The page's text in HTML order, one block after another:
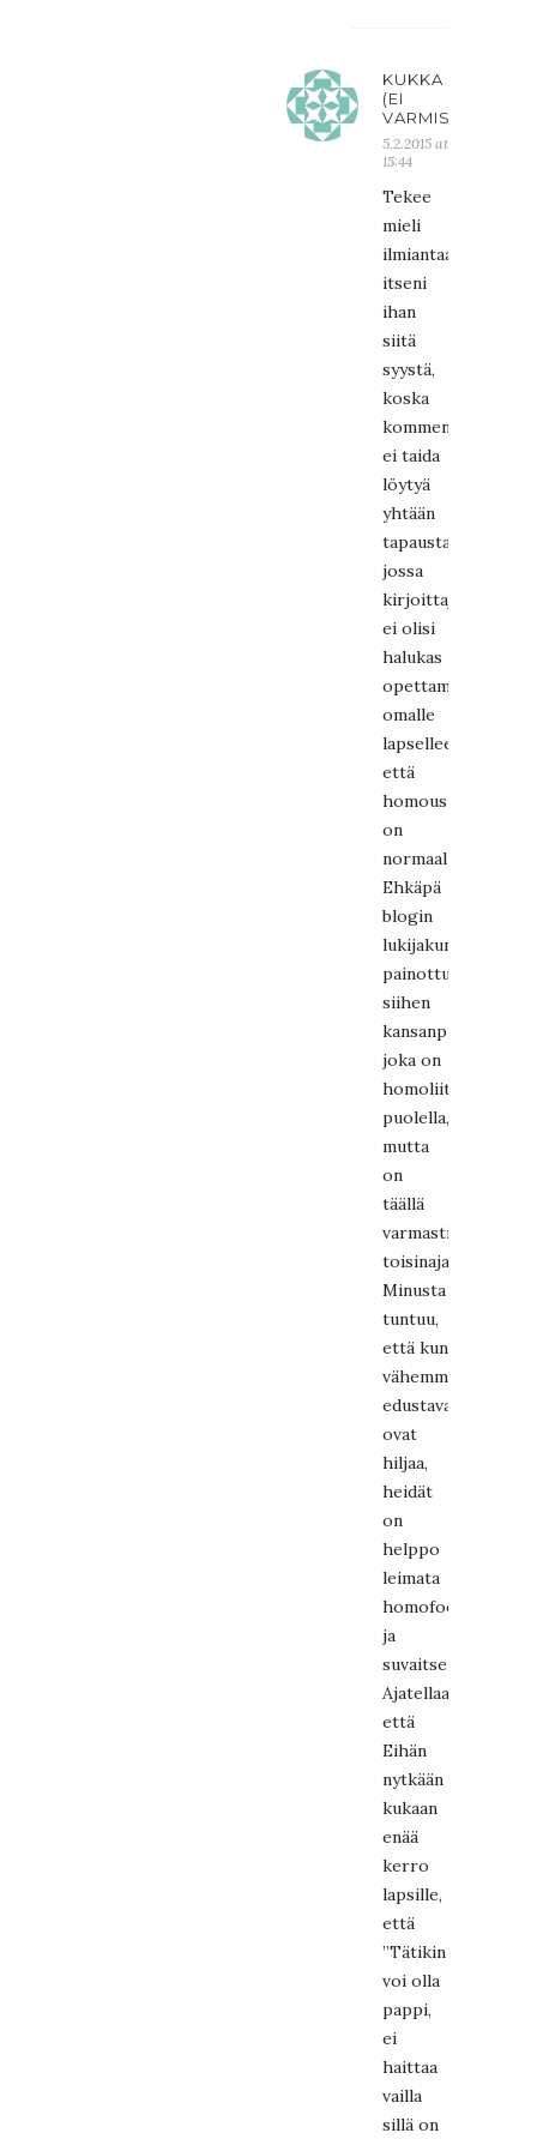
KUKKA
(EI
VARMISTETTU)
5.2.2015 at
15:44
Tekee
mieli
ilmiantaa
itseni
ihan
siitä
syystä,
koska
kommenteissa
ei taida
löytyä
yhtään
tapausta,
jossa
kirjoittaja
ei olisi
halukas
opettamaan
omalle
lapselleen
että
homous
on
normaalia.
Ehkäpä
blogin
lukijakunta
painottuu
siihen
joka on
homoliittojen
puolella,
mutta
on
täällä
varmasti
toisinajatteleviakin.
Minusta
tuntuu,
että kun
vähemmistökantaa
edustavat
ovat
hiljaa,
heidät
on
helppo
leimata
homofoobikoiksi
ja
Ajatellaan,
että
Eihän
nytkään
kukaan
enää
kerro
lapsille,
että
”Tätikin
voi olla
pappi,
ei
haittaa
vailla
sillä on